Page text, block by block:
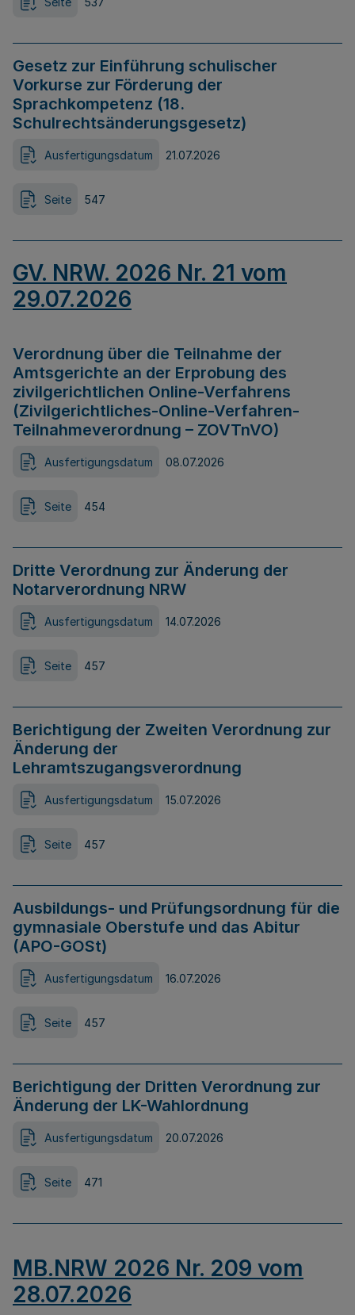
Gesetz zur Einführung schulischer
Vorkurse zur Förderung der
Sprachkompetenz (18.
Schulrechtsänderungsgesetz)
Ausfertigungsdatum 21.07.2026
Seite 547
GV. NRW. 2026 Nr. 21 vom
29.07.2026
Verordnung über die Teilnahme der
Amtsgerichte an der Erprobung des
zivilgerichtlichen Online-Verfahrens
(Zivilgerichtliches-Online-Verfahren-
Teilnahmeverordnung – ZOVTnVO)
Ausfertigungsdatum 08.07.2026
Seite 454
Dritte Verordnung zur Änderung der
Notarverordnung NRW
Ausfertigungsdatum 14.07.2026
Seite 457
Berichtigung der Zweiten Verordnung zur
Änderung der
Lehramtszugangsverordnung
Ausfertigungsdatum 15.07.2026
Seite 457
Ausbildungs- und Prüfungsordnung für die
gymnasiale Oberstufe und das Abitur
(APO-GOSt)
Ausfertigungsdatum 16.07.2026
Seite 457
Berichtigung der Dritten Verordnung zur
Änderung der LK-Wahlordnung
Ausfertigungsdatum 20.07.2026
Seite 471
MB.NRW 2026 Nr. 209 vom
28.07.2026